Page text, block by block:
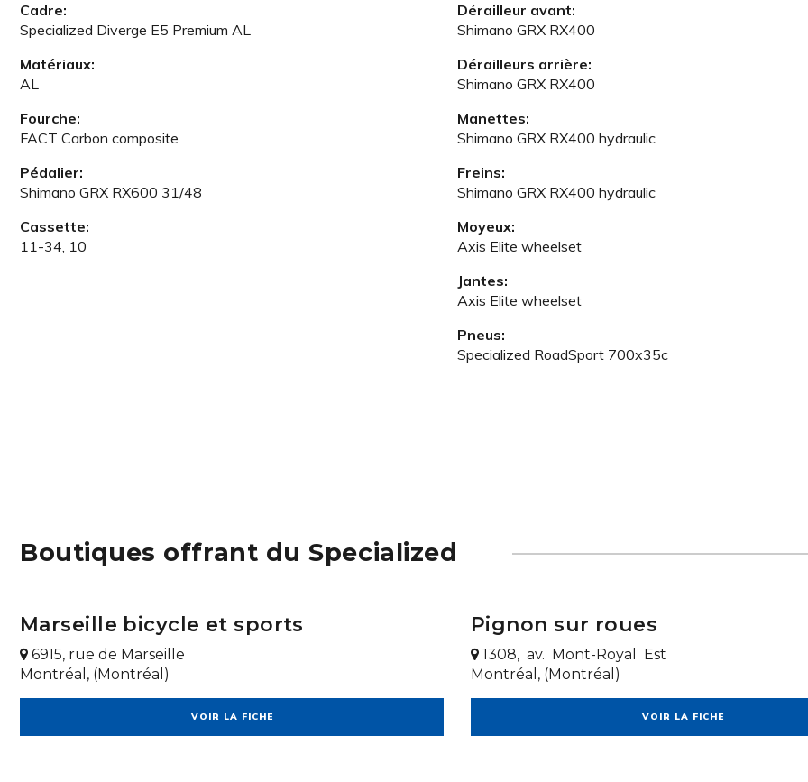
Cadre:
Specialized Diverge E5 Premium AL
Matériaux:
AL
Fourche:
FACT Carbon composite
Pédalier:
Shimano GRX RX600 31/48
Cassette:
11-34, 10
Dérailleur avant:
Shimano GRX RX400
Dérailleurs arrière:
Shimano GRX RX400
Manettes:
Shimano GRX RX400 hydraulic
Freins:
Shimano GRX RX400 hydraulic
Moyeux:
Axis Elite wheelset
Jantes:
Axis Elite wheelset
Pneus:
Specialized RoadSport 700x35c
Boutiques offrant du Specialized
Marseille bicycle et sports
6915, rue de Marseille
Montréal, (Montréal)
VOIR LA FICHE
Pignon sur roues
1308, av. Mont-Royal Est
Montréal, (Montréal)
VOIR LA FICHE